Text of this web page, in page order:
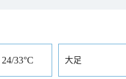
24/33°C 大足